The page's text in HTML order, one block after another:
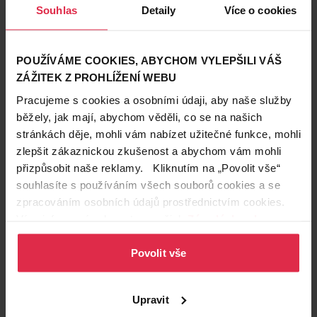
Souhlas Detaily Více o cookies
POUŽÍVÁME COOKIES, ABYCHOM VYLEPŠILI VÁŠ
ZÁŽITEK Z PROHLÍŽENÍ WEBU
Pracujeme s cookies a osobními údaji, aby naše služby
běžely, jak mají, abychom věděli, co se na našich
stránkách děje, mohli vám nabízet užitečné funkce, mohli
zlepšit zákaznickou zkušenost a abychom vám mohli
přizpůsobit naše reklamy. Kliknutím na „Povolit vše“
souhlasíte s používáním všech souborů cookies a se
zpracováním osobních údajů prostřednictvím cookies.
osobních údajů.
Povolit vše
Upravit
Krásné vlasy
25. 4. 2023
Jaká barva vlasů se hodí k vašim očím? Zkuste naše
tipy!
Chcete změnit barvu vlasů a nevíte, jaká barva vám bude
slušet? Zkuste si vybrat odstín, který podtrhne vaše
přednosti. Jděte na to podle barvy vašich očí. Poradíme vám,
která barva vám bude pasovat, a budete vypadat skvěle.
Garnier Swarzkopf